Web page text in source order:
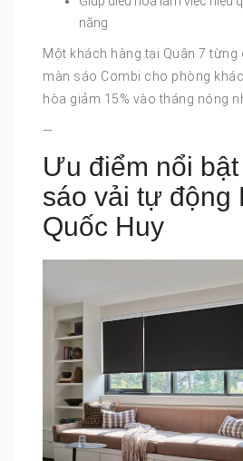
năng
Một khách hàng tại Quận 7 từng
màn sáo Combi cho phòng
hòa giảm 15% vào tháng nóng
—
Ưu điểm nổi
sáo vải tự động
Quốc Huy